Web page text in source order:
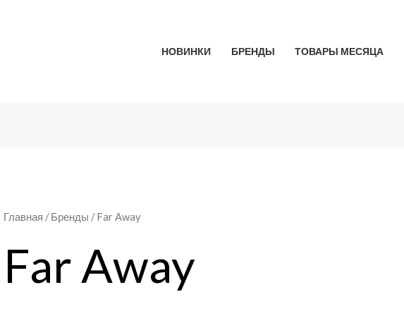
НОВИНКИ БРЕНДЫ ТОВАРЫ МЕСЯЦА
Главная / Бренды / Far Away
Far Away